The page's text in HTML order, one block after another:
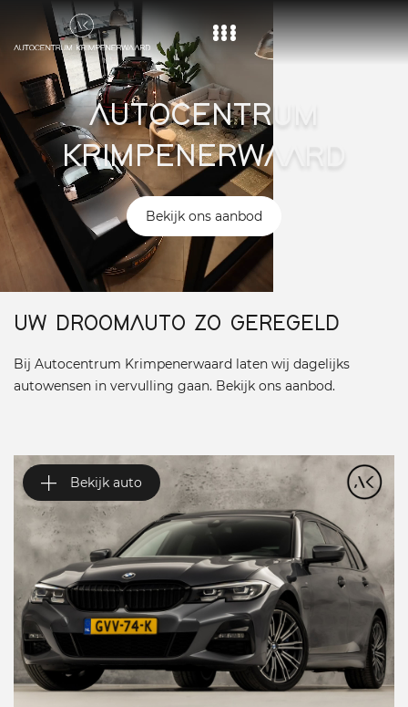
Home
Aanbod
Diensten
Over ons
Vacature
Contact
AUTOCENTRUM
KRIMPENERWAARD
Bekijk ons aanbod
UW DROOMAUTO ZO GEREGELD
Bij Autocentrum Krimpenerwaard laten wij dagelijks
autowensen in vervulling gaan. Bekijk ons aanbod.
Bekijk auto